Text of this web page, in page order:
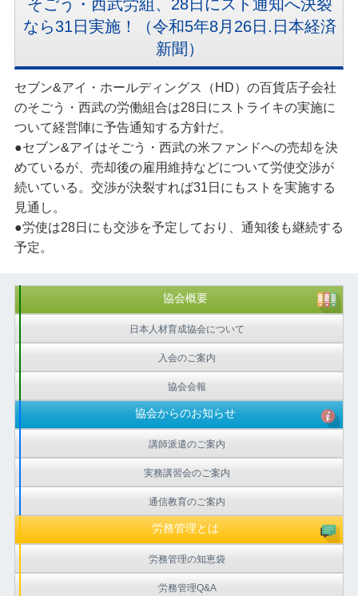
そごう・西武労組、28日にスト通知へ決裂
なら31日実施！（令和5年8月26日.日本経済
新聞）
セブン&アイ・ホールディングス（HD）の百貨店子会社
のそごう・西武の労働組合は28日にストライキの実施に
ついて経営陣に予告通知する方針だ。
●セブン&アイはそごう・西武の米ファンドへの売却を決
めているが、売却後の雇用維持などについて労使交渉が
続いている。交渉が決裂すれば31日にもストを実施する
見通し。
●労使は28日にも交渉を予定しており、通知後も継続する
予定。
協会概要
日本人材育成協会について
入会のご案内
協会会報
協会からのお知らせ
講師派遣のご案内
実務講習会のご案内
通信教育のご案内
労務管理とは
労務管理の知恵袋
労務管理Q&A